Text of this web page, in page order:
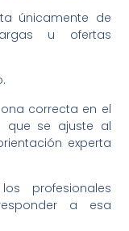
únicamente de
u ofertas
correcta en el
que se ajuste al
experta
profesionales
a esa